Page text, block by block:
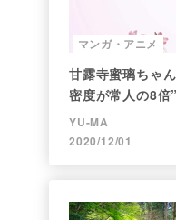
マンガ・アニメ
甘露寺蜜璃ちゃ
密度が常人の8倍
YU-MA
2020/12/01